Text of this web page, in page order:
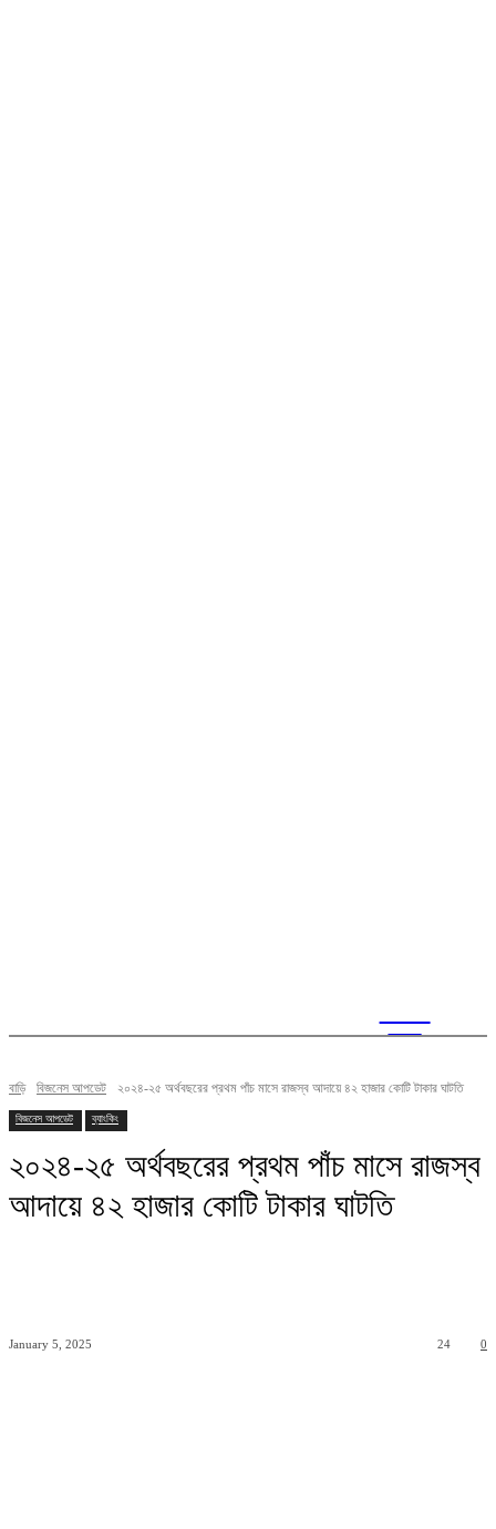
news
বাড়ি বিজনেস আপডেট ২০২৪-২৫ অর্থবছরের প্রথম পাঁচ মাসে রাজস্ব আদায়ে ৪২ হাজার কোটি টাকার ঘাটতি
বিজনেস আপডেট ব্যাংকিং
২০২৪-২৫ অর্থবছরের প্রথম পাঁচ মাসে রাজস্ব
আদায়ে ৪২ হাজার কোটি টাকার ঘাটতি
January 5, 2025 0
24